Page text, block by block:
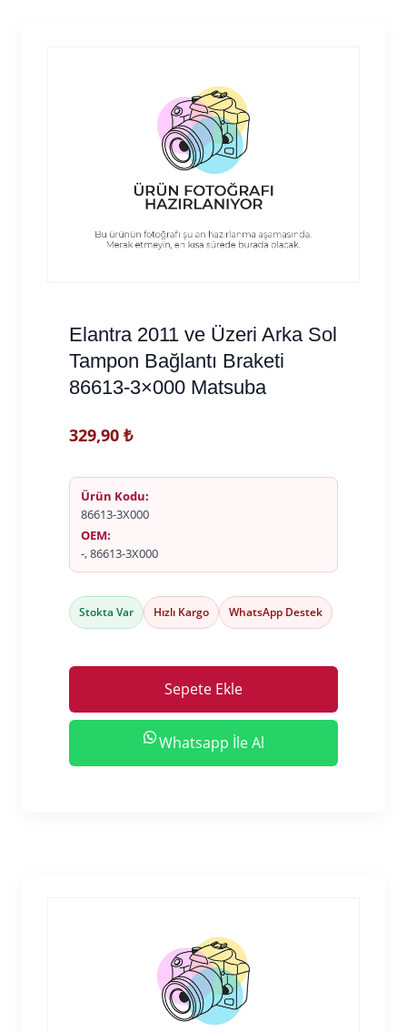
Elantra 2011 ve Üzeri Arka Sol
Tampon Bağlantı Braketi
86613-3×000 Matsuba
329,90 ₺
Ürün Kodu:
86613-3X000
OEM:
-, 86613-3X000
Stokta Var Hızlı Kargo WhatsApp Destek
Sepete Ekle
Whatsapp İle Al